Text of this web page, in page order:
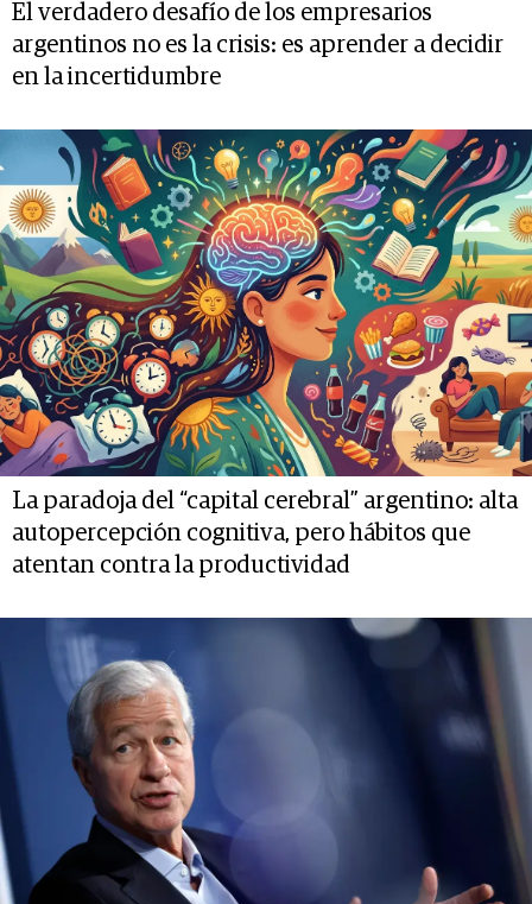
El verdadero desafío de los empresarios
argentinos no es la crisis: es aprender a decidir
en la incertidumbre
La paradoja del “capital cerebral” argentino: alta
autopercepción cognitiva, pero hábitos que
atentan contra la productividad